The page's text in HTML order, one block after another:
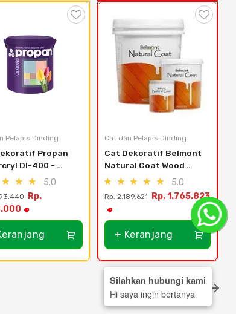
Pelapis Dinding
Propan
DI-400 -
9101
5.0
Rp.
Cat dan Pelapis Dinding
Cat Dekoratif Belmont
Natural Coat Wood
Clear Gloss (20 lt)
5.0
Rp. 2.189.621 Rp. 1.765.823
+ Keranjang
Silahkan hubungi kami
Hi saya ingin bertanya